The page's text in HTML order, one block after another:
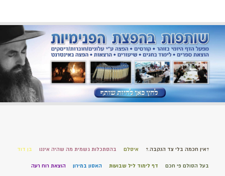
?אין חכמה בלי צד הנקבה.? איסלם בהסתכלות גשמית מה שהיה איננו בן דוד
בעל הסולם פי חכם דף לימוד ליל שבועות האסון במירון הוצאת רוח רעה